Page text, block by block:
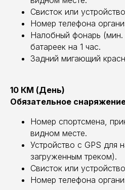
Свисток или
Номер телефона
Налобный фонарь
батареек на 1 час.
Задний мигающий
10 КМ (День)
Обязательное
Номер спортсмена,
видном месте.
Устройство с GPS для
загруженным треком).
Свисток или
Номер телефона